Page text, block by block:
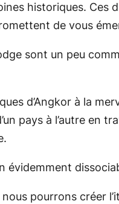
historiques. Ces
de vous
sont un peu
d’Angkor à la
pays à l’autre
évidemment
pourrons créer